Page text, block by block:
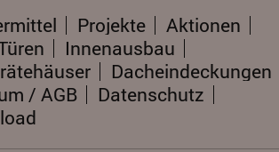
Projekte
Aktionen
Innenausbau
Dacheindeckungen
/ AGB
Datenschutz